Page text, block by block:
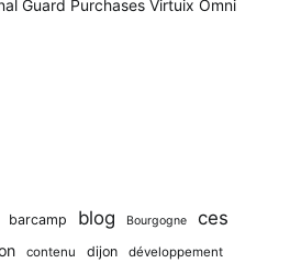
Guard Purchases Virtuix Omni
barcamp blog Bourgogne ces
contenu dijon développement